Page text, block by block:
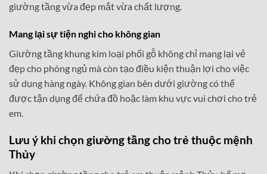
giường tầng vừa đẹp mắt vừa chất lượng.
Mang lại sự tiện nghi cho không gian
Giường tầng khung kim loại phối gỗ không chỉ mang lại vẻ
đẹp cho phòng ngủ mà còn tạo điều kiện thuận lợi cho việc
sử dụng hàng ngày. Không gian bên dưới giường có thể
được tận dụng để chứa đồ hoặc làm khu vực vui chơi cho trẻ
em.
Lưu ý khi chọn giường tầng cho trẻ thuộc mệnh
Thủy